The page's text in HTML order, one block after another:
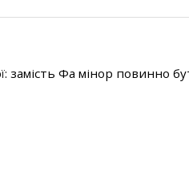
замість Фа мінор повинно